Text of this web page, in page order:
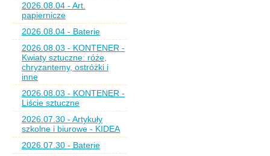
2026.08.04 - Art.
papiernicze
2026.08.04 - Baterie
2026.08.03 - KONTENER -
Kwiaty sztuczne: róże,
chryzantemy, ostróżki i
inne
2026.08.03 - KONTENER -
Liście sztuczne
2026.07.30 - Artykuły
szkolne i biurowe - KIDEA
2026.07.30 - Baterie